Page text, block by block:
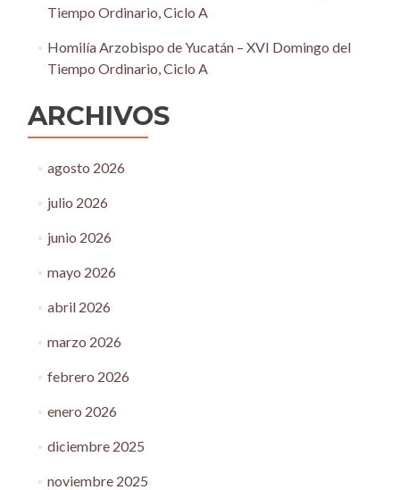
Tiempo Ordinario, Ciclo A
Homilía Arzobispo de Yucatán – XVI Domingo del
Tiempo Ordinario, Ciclo A
ARCHIVOS
agosto 2026
julio 2026
junio 2026
mayo 2026
abril 2026
marzo 2026
febrero 2026
enero 2026
diciembre 2025
noviembre 2025